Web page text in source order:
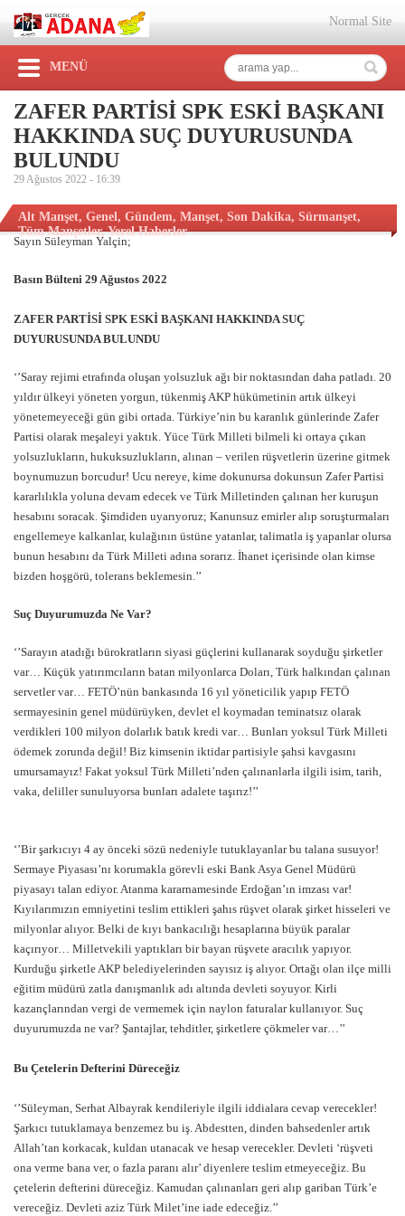
Normal Site
MENÜ
ZAFER PARTİSİ SPK ESKİ BAŞKANI
HAKKINDA SUÇ DUYURUSUNDA
BULUNDU
29 Ağustos 2022 - 16:39
Alt Manşet, Genel, Gündem, Manşet, Son Dakika, Sürmanşet,
Tüm Manşetler,Yerel Haberler
Sayın Süleyman Yalçin;
Basın Bülteni 29 Ağustos 2022
ZAFER PARTİSİ SPK ESKİ BAŞKANI HAKKINDA SUÇ
DUYURUSUNDA BULUNDU
‘’Saray rejimi etrafında oluşan yolsuzluk ağı bir noktasından daha patladı. 20
yıldır ülkeyi yöneten yorgun, tükenmiş AKP hükümetinin artık ülkeyi
yönetemeyeceği gün gibi ortada. Türkiye’nin bu karanlık günlerinde Zafer
Partisi olarak meşaleyi yaktık. Yüce Türk Milleti bilmeli ki ortaya çıkan
yolsuzlukların, hukuksuzlukların, alınan – verilen rüşvetlerin üzerine gitmek
boynumuzun borcudur! Ucu nereye, kime dokunursa dokunsun Zafer Partisi
kararlılıkla yoluna devam edecek ve Türk Milletinden çalınan her kuruşun
hesabını soracak. Şimdiden uyarıyoruz; Kanunsuz emirler alıp soruşturmaları
engellemeye kalkanlar, kulağının üstüne yatanlar, talimatla iş yapanlar olursa
bunun hesabını da Türk Milleti adına sorarız. İhanet içerisinde olan kimse
bizden hoşgörü, tolerans beklemesin.’’
Suç Duyurumuzda Ne Var?
‘’Sarayın atadığı bürokratların siyasi güçlerini kullanarak soyduğu şirketler
var… Küçük yatırımcıların batan milyonlarca Doları, Türk halkından çalınan
servetler var… FETÖ’nün bankasında 16 yıl yöneticilik yapıp FETÖ
sermayesinin genel müdürüyken, devlet el koymadan teminatsız olarak
verdikleri 100 milyon dolarlık batık kredi var… Bunları yoksul Türk Milleti
ödemek zorunda değil! Biz kimsenin iktidar partisiyle şahsi kavgasını
umursamayız! Fakat yoksul Türk Milleti’nden çalınanlarla ilgili isim, tarih,
vaka, deliller sunuluyorsa bunları adalete taşırız!’’
‘’Bir şarkıcıyı 4 ay önceki sözü nedeniyle tutuklayanlar bu talana susuyor!
Sermaye Piyasası’nı korumakla görevli eski Bank Asya Genel Müdürü
piyasayı talan ediyor. Atanma kararnamesinde Erdoğan’ın imzası var!
Kıyılarımızın emniyetini teslim ettikleri şahıs rüşvet olarak şirket hisseleri ve
milyonlar alıyor. Belki de kıyı bankacılığı hesaplarına büyük paralar
kaçırıyor… Milletvekili yaptıkları bir bayan rüşvete aracılık yapıyor.
Kurduğu şirketle AKP belediyelerinden sayısız iş alıyor. Ortağı olan ilçe milli
eğitim müdürü zatla danışmanlık adı altında devleti soyuyor. Kirli
kazançlarından vergi de vermemek için naylon faturalar kullanıyor. Suç
duyurumuzda ne var? Şantajlar, tehditler, şirketlere çökmeler var…’’
Bu Çetelerin Defterini Düreceğiz
‘’Süleyman, Serhat Albayrak kendileriyle ilgili iddialara cevap verecekler!
Şarkıcı tutuklamaya benzemez bu iş. Abdestten, dinden bahsedenler artık
Allah’tan korkacak, kuldan utanacak ve hesap verecekler. Devleti ‘rüşveti
ona verme bana ver, o fazla paranı alır’ diyenlere teslim etmeyeceğiz. Bu
çetelerin defterini düreceğiz. Kamudan çalınanları geri alıp gariban Türk’e
vereceğiz. Devleti aziz Türk Milet’ine iade edeceğiz.’’